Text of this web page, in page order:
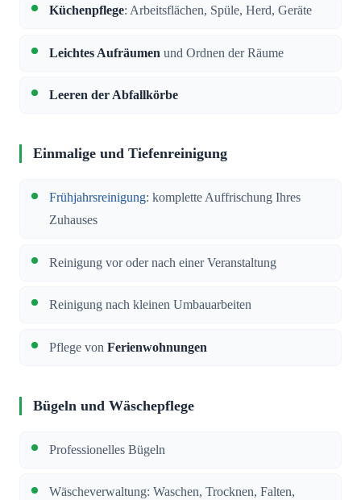
Küchenpflege: Arbeitsflächen, Spüle, Herd, Geräte
Leichtes Aufräumen und Ordnen der Räume
Leeren der Abfallkörbe
Einmalige und Tiefenreinigung
Frühjahrsreinigung: komplette Auffrischung Ihres
Zuhauses
Reinigung vor oder nach einer Veranstaltung
Reinigung nach kleinen Umbauarbeiten
Pflege von Ferienwohnungen
Bügeln und Wäschepflege
Professionelles Bügeln
Wäscheverwaltung: Waschen, Trocknen, Falten,